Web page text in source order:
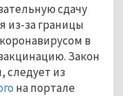
сдачу
из-за границы
в
Закон
следует из
на портале